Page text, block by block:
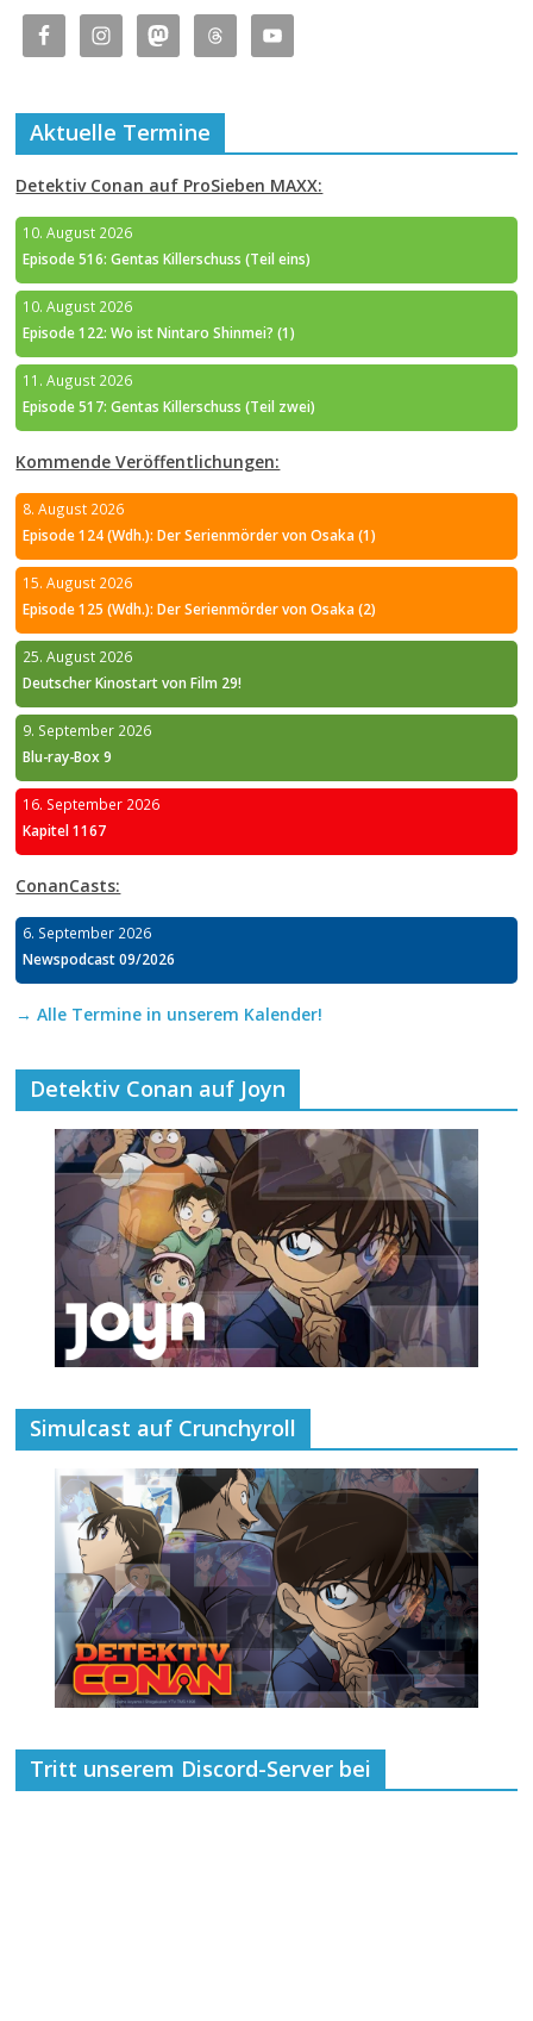
Aktuelle Termine
Detektiv Conan auf ProSieben MAXX:
10. August 2026
Episode 516: Gentas Killerschuss (Teil eins)
10. August 2026
Episode 122: Wo ist Nintaro Shinmei? (1)
11. August 2026
Episode 517: Gentas Killerschuss (Teil zwei)
Kommende Veröffentlichungen:
8. August 2026
Episode 124 (Wdh.): Der Serienmörder von Osaka (1)
15. August 2026
Episode 125 (Wdh.): Der Serienmörder von Osaka (2)
25. August 2026
Deutscher Kinostart von Film 29!
9. September 2026
Blu-ray-Box 9
16. September 2026
Kapitel 1167
ConanCasts:
6. September 2026
Newspodcast 09/2026
→ Alle Termine in unserem Kalender!
Detektiv Conan auf Joyn
Simulcast auf Crunchyroll
Tritt unserem Discord-Server bei